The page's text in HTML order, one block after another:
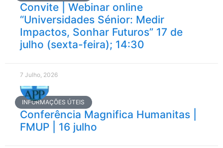
Convite | Webinar online
“Universidades Sénior: Medir
Impactos, Sonhar Futuros” 17 de
julho (sexta-feira); 14:30
7 Julho, 2026
INFORMAÇÕES ÚTEIS
Conferência Magnifica Humanitas |
FMUP | 16 julho